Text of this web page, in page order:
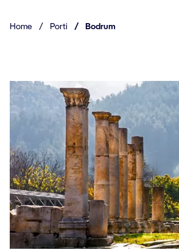
Home / Porti / Bodrum